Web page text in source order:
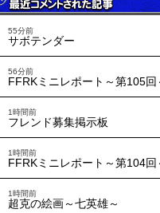
55分前
サボテンダー
56分前
FFRKミニレポート～第105回
1時間前
フレンド募集掲示板
1時間前
FFRKミニレポート～第104回
1時間前
超克の絵画～七英雄～